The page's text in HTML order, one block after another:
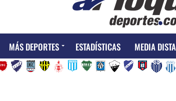
MÁS DEPORTES ESTADÍSTICAS MEDIA